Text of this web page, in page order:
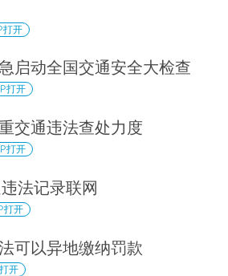
打开
启动全国交通安全大检查
打开
交通违法查处力度
打开
法记录联网
打开
可以异地缴纳罚款
开